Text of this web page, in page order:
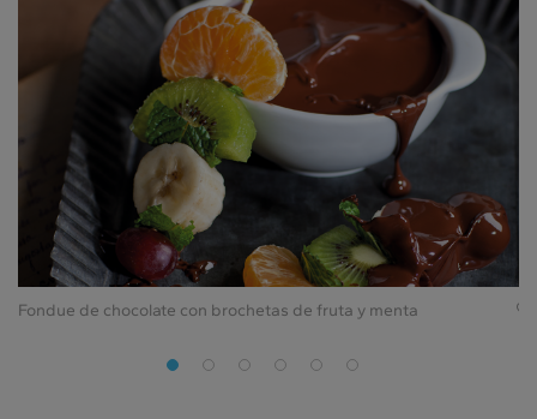
Fondue de chocolate con brochetas de fruta y menta